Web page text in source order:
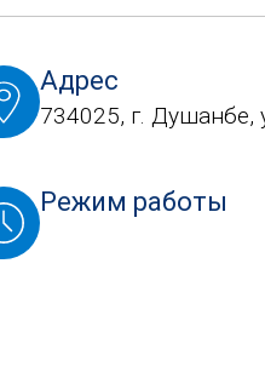
Адрес
734025, г. Душанбе,
Режим работы